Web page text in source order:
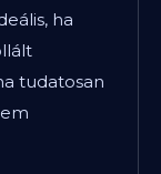
ha
tudatosan